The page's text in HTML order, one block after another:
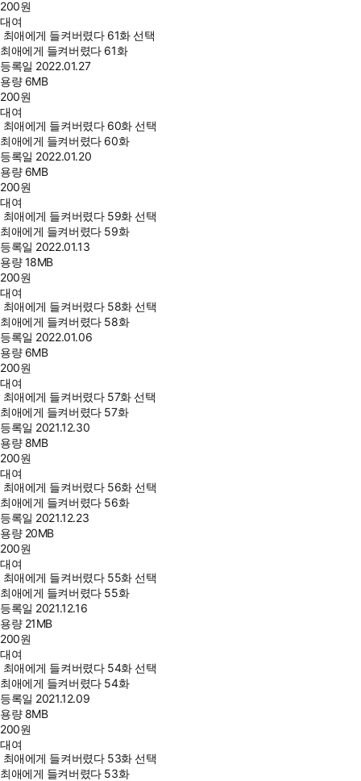
200원
대여
최애에게 들켜버렸다 61화 선택
최애에게 들켜버렸다 61화
등록일 2022.01.27
용량 6MB
200원
대여
최애에게 들켜버렸다 60화 선택
최애에게 들켜버렸다 60화
등록일 2022.01.20
용량 6MB
200원
대여
최애에게 들켜버렸다 59화 선택
최애에게 들켜버렸다 59화
등록일 2022.01.13
용량18MB
200원
대여
최애에게 들켜버렸다 58화 선택
최애에게 들켜버렸다 58화
등록일 2022.01.06
용량 6MB
200원
대여
최애에게 들켜버렸다 57화 선택
최애에게 들켜버렸다 57화
등록일 2021.12.30
용량 8MB
200원
대여
최애에게 들켜버렸다 56화 선택
최애에게 들켜버렸다 56화
등록일 2021.12.23
용량 20MB
200원
대여
최애에게 들켜버렸다 55화 선택
최애에게 들켜버렸다 55화
등록일 2021.12.16
용량 21MB
200원
대여
최애에게 들켜버렸다 54화 선택
최애에게 들켜버렸다 54화
등록일 2021.12.09
용량 8MB
200원
대여
최애에게 들켜버렸다 53화 선택
최애에게 들켜버렸다 53화